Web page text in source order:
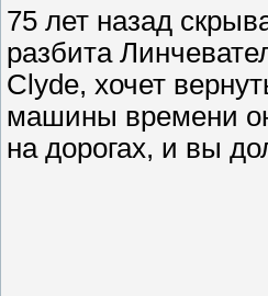
75 лет назад
разбита
Clyde, хочет
машины времени
на дорогах, и вы